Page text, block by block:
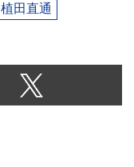
植田直通